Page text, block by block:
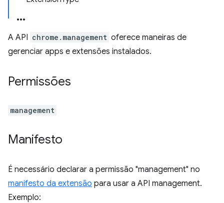
A API chrome.management oferece maneiras de
gerenciar apps e extensões instalados.
Permissões
management
Manifesto
É necessário declarar a permissão "management" no
manifesto da extensão para usar a API management.
Exemplo: